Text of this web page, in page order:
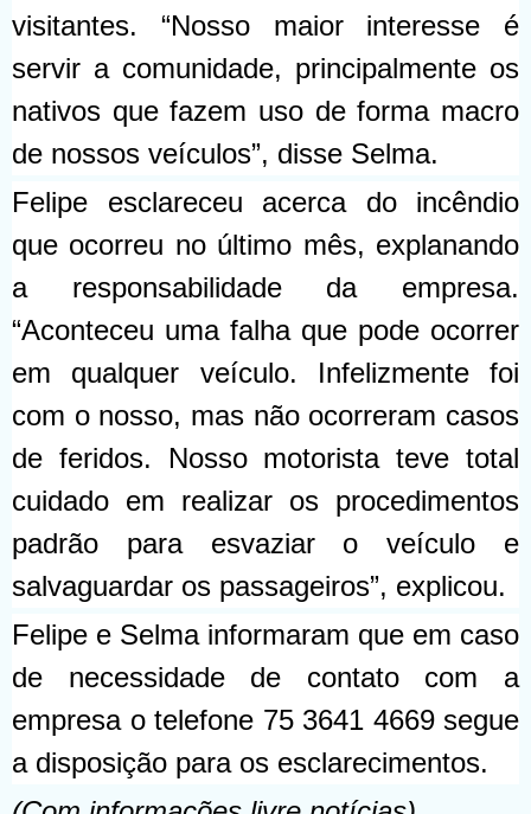
visitantes. “Nosso maior interesse é
servir a comunidade, principalmente os
nativos que fazem uso de forma macro
de nossos veículos”, disse Selma.
Felipe esclareceu acerca do incêndio
que ocorreu no último mês, explanando
a responsabilidade da empresa.
“Aconteceu uma falha que pode ocorrer
em qualquer veículo. Infelizmente foi
com o nosso, mas não ocorreram casos
de feridos. Nosso motorista teve total
cuidado em realizar os procedimentos
padrão para esvaziar o veículo e
salvaguardar os passageiros”, explicou.
Felipe e Selma informaram que em caso
de necessidade de contato com a
empresa o telefone 75 3641 4669 segue
a disposição para os esclarecimentos.